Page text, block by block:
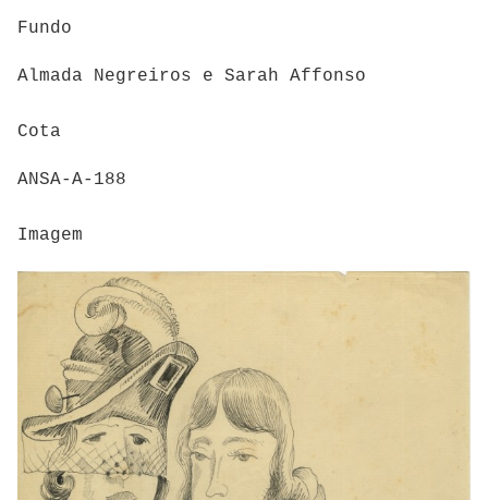
Fundo
Almada Negreiros e Sarah Affonso
Cota
ANSA-A-188
Imagem